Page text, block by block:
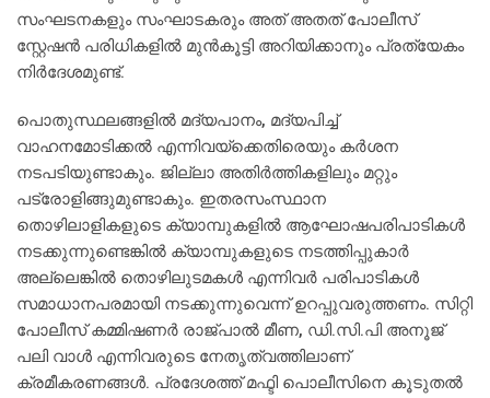
സംഘടനകളും സംഘാടകരും അത് അതത് പോലീസ്
സ്റ്റേഷന്‍ പരിധികളില്‍ മുന്‍കൂട്ടി അറിയിക്കാനും പ്രത്യേകം
നിര്‍ദേശമുണ്ട്.
പൊതുസ്ഥലങ്ങളില്‍ മദ്യപാനം, മദ്യപിച്ച്
വാഹനമോടിക്കല്‍ എന്നിവയ്ക്കെതിരെയും കര്‍ശന
നടപടിയുണ്ടാകും. ജില്ലാ അതിര്‍ത്തികളിലും മറ്റും
പട്രോളിങ്ങുമുണ്ടാകും. ഇതരസംസ്ഥാന
തൊഴിലാളികളുടെ ക്യാമ്പുകളില്‍ ആഘോഷപരിപാടികള്‍
നടക്കുന്നുണ്ടെങ്കില്‍ ക്യാമ്പുകളുടെ നടത്തിപ്പുകാര്‍
അല്ലെങ്കില്‍ തൊഴിലുടമകള്‍ എന്നിവര്‍ പരിപാടികള്‍
സമാധാനപരമായി നടക്കുന്നുവെന്ന് ഉറപ്പുവരുത്തണം. സിറ്റി
പോലീസ് കമ്മിഷണര്‍ രാജ്പാല്‍ മീണ, ഡി.സി.പി അനൂജ്
പലി വാള്‍ എന്നിവരുടെ നേതൃത്വത്തിലാണ്
ക്രമീകരണങ്ങള്‍. പ്രദേശത്ത് മഫ്ടി പൊലീസിനെ കൂടുതല്‍